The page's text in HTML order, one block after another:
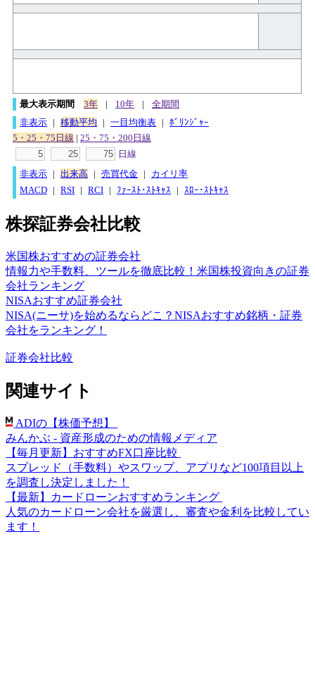
最大表示期間 3年 | 10年 |
全期間
非表示 | 移動平均 | 一目均衡表 | ﾎﾞﾘﾝｼﾞｬｰ
5・25・75日線 | 25・75・200日線
日線
非表示 | 出来高 | 売買代金 |
カイリ率
MACD | RSI | RCI | ﾌｧｰｽﾄ･ｽﾄｷｬｽ | ｽﾛｰ･ｽﾄｷｬｽ
株探証券会社比較
米国株おすすめの証券会社
情報力や手数料、ツールを徹底比較！米国株投資向きの証券
会社ランキング
NISAおすすめ証券会社
NISA(ニーサ)を始めるならどこ？NISAおすすめ銘柄・証券
会社をランキング！
証券会社比較
関連サイト
ADIの【株価予想】
みんかぶ - 資産形成のための情報メディア
【毎月更新】おすすめFX口座比較
スプレッド（手数料）やスワップ、アプリなど100項目以上
を調査し決定しました！
【最新】カードローンおすすめランキング
人気のカードローン会社を厳選し、審査や金利を比較してい
ます！